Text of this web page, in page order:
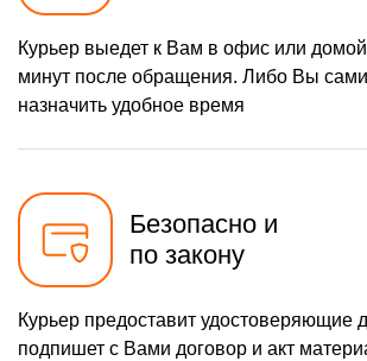
Курьер выедет к Вам в офис или
минут после обращения. Либо Вы
назначить удобное время
Безопасно и
по закону
Курьер предоставит удостоверяющие
подпишет с Вами договор и акт